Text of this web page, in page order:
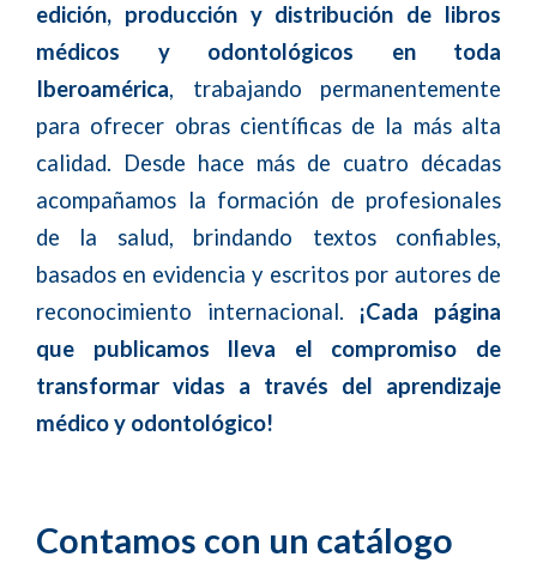
edición, producción y distribución de libros
médicos y odontológicos en toda
Iberoamérica, trabajando permanentemente
para ofrecer obras científicas de la más alta
calidad. Desde hace más de cuatro décadas
acompañamos la formación de profesionales
de la salud, brindando textos confiables,
basados en evidencia y escritos por autores de
reconocimiento internacional. ¡Cada página
que publicamos lleva el compromiso de
transformar vidas a través del aprendizaje
médico y odontológico!
Contamos con un catálogo